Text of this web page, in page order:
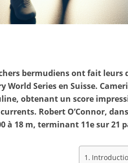
bermudiens ont fait leurs
World Series en Suisse.
obtenant un score
Robert O’Connor,
à 18 m, terminant 11e sur 21